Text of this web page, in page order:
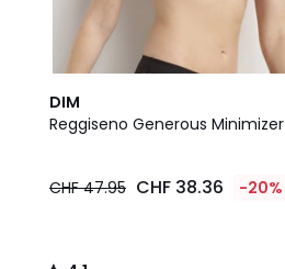
DIM
Reggiseno Generous Minimizer
CHF 47.95 CHF 38.36 -20%
4.1
/ 5
2
Colori